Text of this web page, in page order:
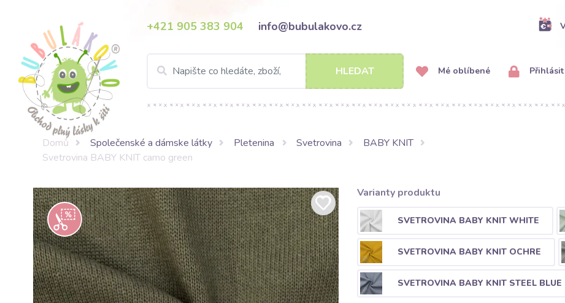
+421 905 383 904 info@bubulakovo.cz
HLEDAT Mé oblíbené
Domů Společenské a dámske látky Pletenina Svetrovina
BABY KNIT
Svetrovina BABY KNIT camo green
Varianty produktu
SVETROVINA BABY KNIT WHITE
SVETROVINA BABY KNIT OCHRE
SVETROVINA BABY KNIT STEEL BLUE